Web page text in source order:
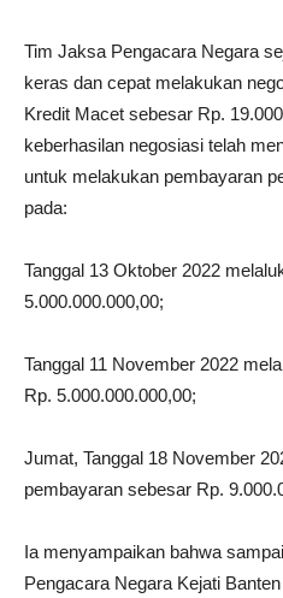
Tim Jaksa Pengacara Negara
keras dan cepat melakukan
Kredit Macet sebesar Rp.
keberhasilan negosiasi telah
untuk melakukan pembayaran
pada:
Tanggal 13 Oktober 2022
5.000.000.000,00;
Tanggal 11 November 2022
Rp. 5.000.000.000,00;
Jumat, Tanggal 18 November
pembayaran sebesar Rp.
Ia menyampaikan bahwa
Pengacara Negara Kejati